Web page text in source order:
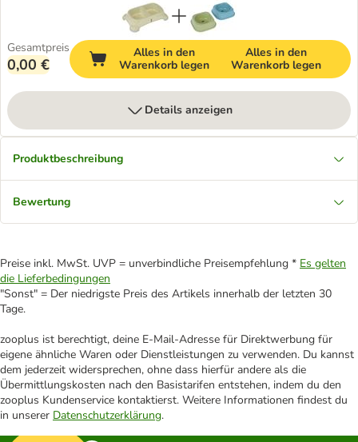
Gesamtpreis
0,00 €
Alles in den
Warenkorb legen
Alles in den
Warenkorb legen
Details anzeigen
Produktbeschreibung
Bewertung
Preise inkl. MwSt. UVP = unverbindliche Preisempfehlung * Es gelten
die Lieferbedingungen
"Sonst" = Der niedrigste Preis des Artikels innerhalb der letzten 30
Tage.
zooplus ist berechtigt, deine E-Mail-Adresse für Direktwerbung für
eigene ähnliche Waren oder Dienstleistungen zu verwenden. Du kannst
dem jederzeit widersprechen, ohne dass hierfür andere als die
Übermittlungskosten nach den Basistarifen entstehen, indem du den
zooplus Kundenservice kontaktierst. Weitere Informationen findest du
in unserer Datenschutzerklärung.